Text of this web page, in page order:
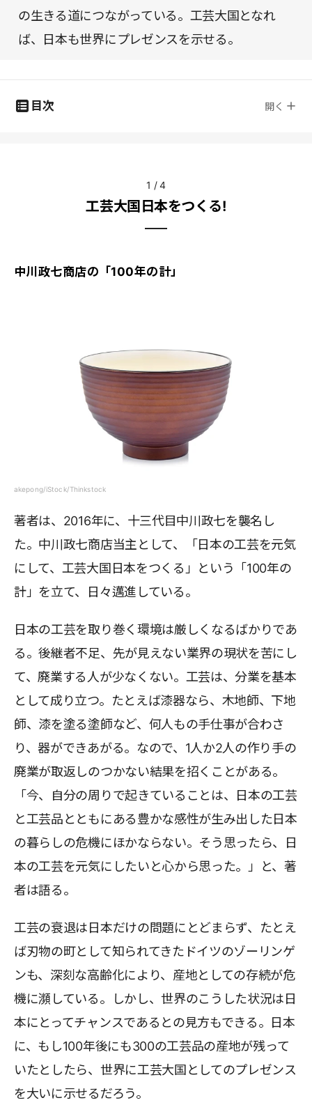
の生きる道につながっている。工芸大国となれ
ば、日本も世界にプレゼンスを示せる。
目次 開く
1 /4
工芸大国日本をつくる!
中川政七商店の「100年の計」
akepong/iStock/Thinkstock
著者は、2016年に、十三代目中川政七を襲名し
た。中川政七商店当主として、「日本の工芸を元気
にして、工芸大国日本をつくる」という「100年の
計」を立て、日々邁進している。
日本の工芸を取り巻く環境は厳しくなるばかりであ
る。後継者不足、先が見えない業界の現状を苦にし
て、廃業する人が少なくない。工芸は、分業を基本
として成り立つ。たとえば漆器なら、木地師、下地
師、漆を塗る塗師など、何人もの手仕事が合わさ
り、器ができあがる。なので、1人か2人の作り手の
廃業が取返しのつかない結果を招くことがある。
「今、自分の周りで起きていることは、日本の工芸
と工芸品とともにある豊かな感性が生み出した日本
の暮らしの危機にほかならない。そう思ったら、日
本の工芸を元気にしたいと心から思った。」と、著
者は語る。
工芸の衰退は日本だけの問題にとどまらず、たとえ
ば刃物の町として知られてきたドイツのゾーリンゲ
ンも、深刻な高齢化により、産地としての存続が危
機に瀕している。しかし、世界のこうした状況は日
本にとってチャンスであるとの見方もできる。日本
に、もし100年後にも300の工芸品の産地が残って
いたとしたら、世界に工芸大国としてのプレゼンス
を大いに示せるだろう。